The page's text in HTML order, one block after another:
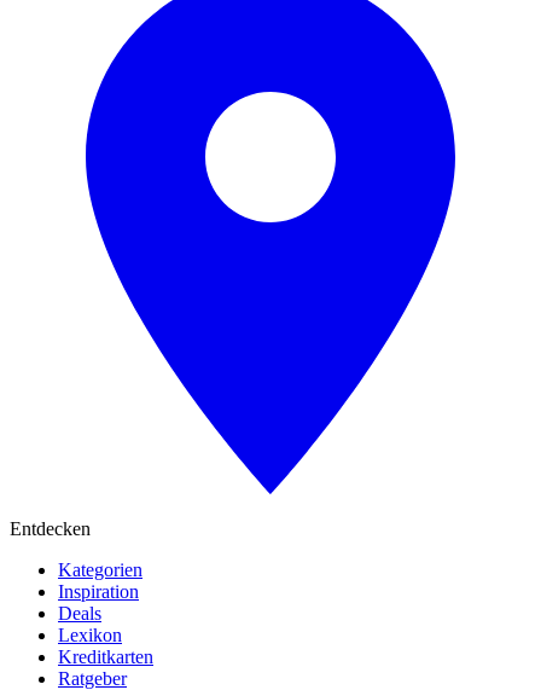
Entdecken
Kategorien
Inspiration
Deals
Lexikon
Kreditkarten
Ratgeber